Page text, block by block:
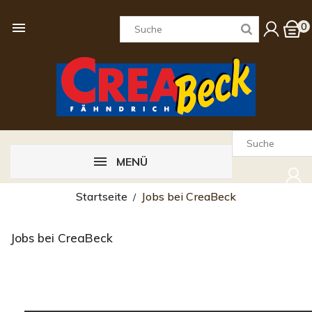
 0
MENÜ
Startseite Jobs bei CreaBeck
Jobs bei CreaBeck